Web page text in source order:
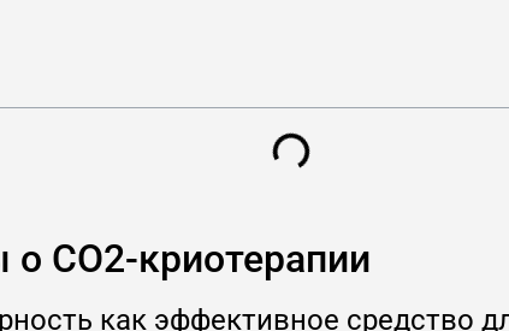
CO2-криотерапии
как эффективное средство